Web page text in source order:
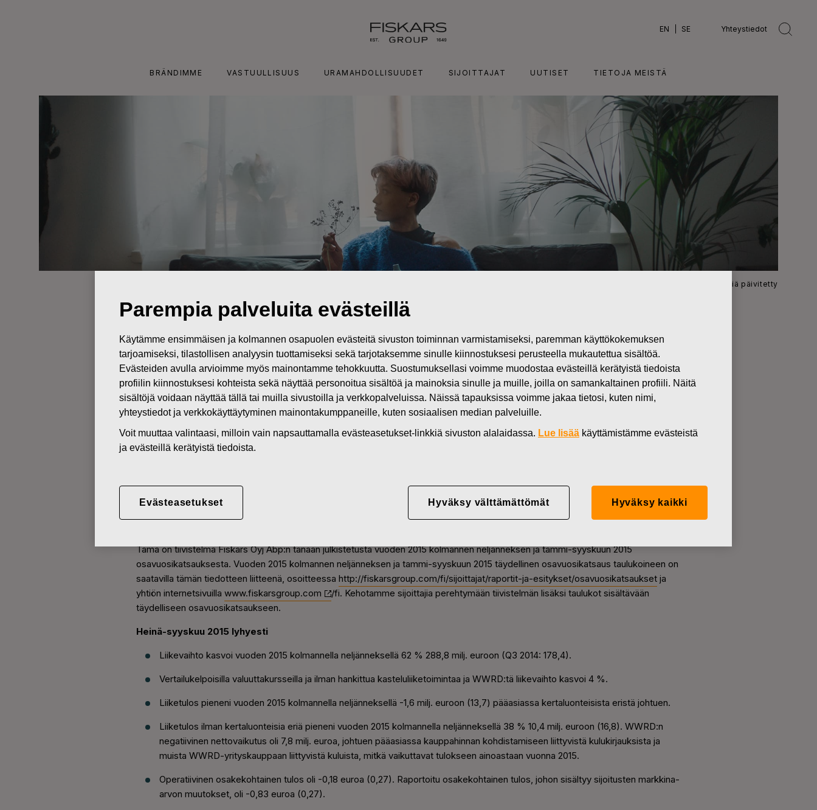
EN SE Yhteystiedot
BRÄNDIMME VASTUULLISUUS URAMAHDOLLISUUDET SIJOITTAJAT UUTISET TIETOJA MEISTÄ
Fiskarsin kolmas vuosineljännes 2015: Vahva myynnin kasvu ja hyvä ydinliiketoiminnan suoritus, vuoden 2015 näkymiä päivitetty
PÖRSSITIEDOTTEET
28.10.2015
Fiskarsin kolmas vuosineljännes 2015: Vahva
myynnin kasvu ja hyvä ydinliiketoiminnan suoritus,
vuoden 2015 näkymiä päivitetty
Osavuosikatsaus
28.10.2015 klo 8.30 EET
Tämä on tiivistelmä Fiskars Oyj Abp:n tänään julkistetusta vuoden 2015 kolmannen neljänneksen ja tammi-syyskuun 2015
osavuosikatsauksesta. Vuoden 2015 kolmannen neljänneksen ja tammi-syyskuun 2015 täydellinen osavuosikatsaus taulukoineen on
saatavilla tämän tiedotteen liitteenä, osoitteessa http://fiskarsgroup.com/fi/sijoittajat/raportit-ja-esitykset/osavuosikatsaukset ja
yhtiön internetsivuilla www.fiskarsgroup.com
/fi. Kehotamme sijoittajia perehtymään tiivistelmän lisäksi taulukot sisältävään
täydelliseen osavuosikatsaukseen.
Heinä-syyskuu 2015 lyhyesti
Liikevaihto kasvoi vuoden 2015 kolmannella neljänneksellä 62 % 288,8 milj. euroon (Q3 2014: 178,4).
Vertailukelpoisilla valuuttakursseilla ja ilman hankittua kasteluliiketoimintaa ja WWRD:tä liikevaihto kasvoi 4 %.
Liiketulos pieneni vuoden 2015 kolmannella neljänneksellä -1,6 milj. euroon (13,7) pääasiassa kertaluonteisista eristä johtuen.
Liiketulos ilman kertaluonteisia eriä pieneni vuoden 2015 kolmannella neljänneksellä 38 % 10,4 milj. euroon (16,8). WWRD:n
negatiivinen nettovaikutus oli 7,8 milj. euroa, johtuen pääasiassa kauppahinnan kohdistamiseen liittyvistä kulukirjauksista ja
muista WWRD-yrityskauppaan liittyvistä kuluista, mitkä vaikuttavat tulokseen ainoastaan vuonna 2015.
Operatiivinen osakekohtainen tulos oli -0,18 euroa (0,27). Raportoitu osakekohtainen tulos, johon sisältyy sijoitusten markkina-
arvon muutokset, oli -0,83 euroa (0,27).
Parempia palveluita evästeillä
Käytämme ensimmäisen ja kolmannen osapuolen evästeitä sivuston toiminnan varmistamiseksi, paremman käyttökokemuksen
tarjoamiseksi, tilastollisen analyysin tuottamiseksi sekä tarjotaksemme sinulle kiinnostuksesi perusteella mukautettua sisältöä.
Evästeiden avulla arvioimme myös mainontamme tehokkuutta. Suostumuksellasi voimme muodostaa evästeillä kerätyistä tiedoista
profiilin kiinnostuksesi kohteista sekä näyttää personoitua sisältöä ja mainoksia sinulle ja muille, joilla on samankaltainen profiili. Näitä
sisältöjä voidaan näyttää tällä tai muilla sivustoilla ja verkkopalveluissa. Näissä tapauksissa voimme jakaa tietosi, kuten nimi,
yhteystiedot ja verkkokäyttäytyminen mainontakumppaneille, kuten sosiaalisen median palveluille.
Voit muuttaa valintaasi, milloin vain napsauttamalla evästeasetukset-linkkiä sivuston alalaidassa. Lue lisää käyttämistämme evästeistä
ja evästeillä kerätyistä tiedoista.
Evästeasetukset Hyväksy välttämättömät Hyväksy kaikki